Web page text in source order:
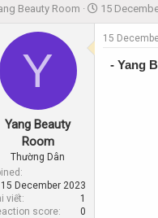
Beauty Room
S
t
a
15
Y
Yang Beauty
Room
Thường Dân
15 December 2023
viết
1
score
0
15
- Yang